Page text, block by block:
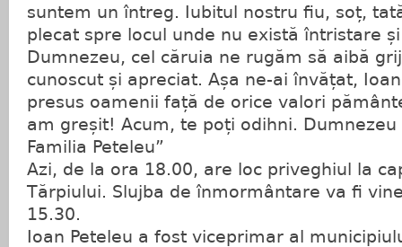
suntem un întreg. Iubitul nostru fiu, soț,
plecat spre locul unde nu există întristare
Dumnezeu, cel căruia ne rugăm să aibă
cunoscut și apreciat. Așa ne-ai învățat,
presus oamenii față de orice valori
am greșit! Acum, te poți odihni.
Familia Peteleu”
Azi, de la ora 18.00, are loc priveghiul la
Tărpiului. Slujba de înmormântare va fi
15.30.
Ioan Peteleu a fost viceprimar al